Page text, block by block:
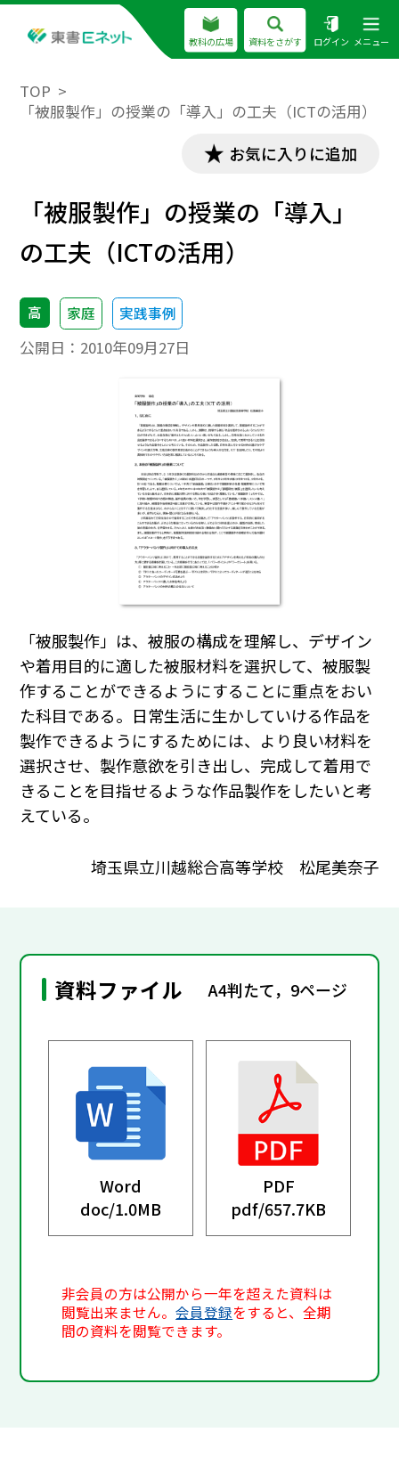
教科の広場 資料をさがす ログイン メニュー
TOP
「被服製作」の授業の「導入」の工夫（ICTの活用）
お気に入りに追加
「被服製作」の授業の「導入」
の工夫（ICTの活用）
高 家庭 実践事例
公開日： 2010年09月27日
「被服製作」は、被服の構成を理解し、デザイン
や着用目的に適した被服材料を選択して、被服製
作することができるようにすることに重点をおい
た科目である。日常生活に生かしていける作品を
製作できるようにするためには、より良い材料を
選択させ、製作意欲を引き出し、完成して着用で
きることを目指せるような作品製作をしたいと考
えている。
埼玉県立川越総合高等学校 松尾美奈子
資料ファイル A4判たて，9ページ
Word
doc/1.0MB
PDF
pdf/657.7KB
非会員の方は公開から一年を超えた資料は
閲覧出来ません。会員登録をすると、全期
間の資料を閲覧できます。